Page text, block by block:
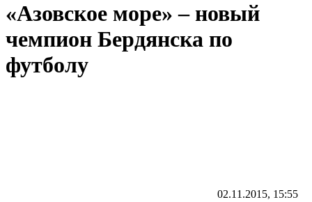
«Азовское море» – новый
чемпион Бердянска по
футболу
02.11.2015, 15:55